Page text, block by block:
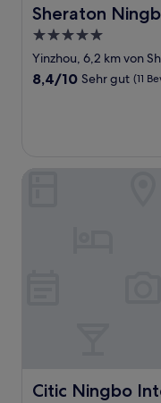
Sheraton
Sheraton Ningbo
5.0-
Sterne-
Unterkunft
Yinzhou, 6,2 km von
8.4
Bewertungen)
8,4/10 Sehr gut (11
Citic Ningbo
Citic Ningbo